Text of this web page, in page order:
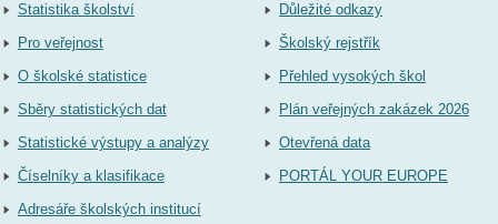
Statistika školství
Pro veřejnost
O školské statistice
Sběry statistických dat
Statistické výstupy a analýzy
Číselníky a klasifikace
Adresáře školských institucí
Důležité odkazy
Školský rejstřík
Přehled vysokých škol
Plán veřejných zakázek 2026
Otevřená data
PORTÁL YOUR EUROPE